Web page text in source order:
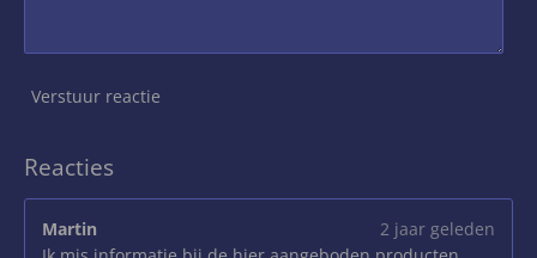
Verstuur reactie
Reacties
Martin
2 jaar geleden